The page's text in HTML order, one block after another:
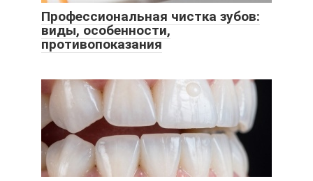
Профессиональная чистка зубов:
виды, особенности,
противопоказания